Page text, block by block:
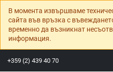
В момента извършваме
сайта във връзка с
временно да възникнат
информация.
+359 (2) 439 40 70